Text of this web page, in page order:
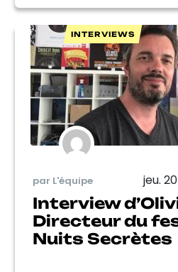
INTERVIEWS
par L'équipe jeu.
Interview
Directeur du
Nuits Secrètes